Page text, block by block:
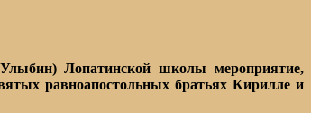
Лопатинской школы мероприятие,
равноапостольных братьях Кирилле и